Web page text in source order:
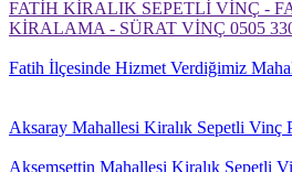
FATİH KİRALIK SEPETLİ VİNÇ -
KİRALAMA - SÜRAT VİNÇ 0505
Fatih İlçesinde Hizmet Verdiğimiz
Aksaray Mahallesi Kiralık Sepetli Vinç
Akşemsettin Mahallesi Kiralık Sepetli